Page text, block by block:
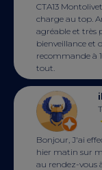
CTA13
charge au top.
agréable et très
bienveillance et
recommande à
tout.
Bonjour, J'ai
hier matin sur
au rendez-vous